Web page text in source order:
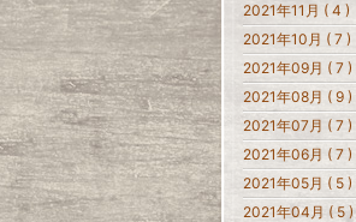
2021年11月 ( 4 )
2021年10月 ( 7 )
2021年09月 ( 7 )
2021年08月 ( 9 )
2021年07月 ( 7 )
2021年06月 ( 7 )
2021年05月 ( 5 )
2021年04月 ( 5 )